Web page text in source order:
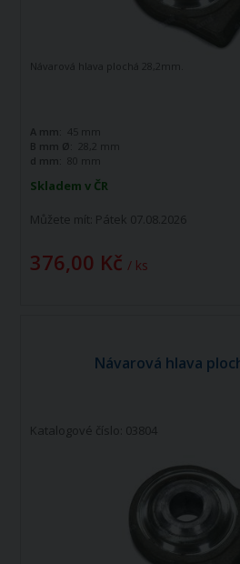
Skladem v ČR
Můžete mít: Pátek 07.08.2026
376,00 Kč / ks
Návarová hlava plochá 28,2mm.
A mm:
45 mm
B mm Ø:
28,2 mm
d mm:
80 mm
Návarová hlava
Katalogové číslo: 03804